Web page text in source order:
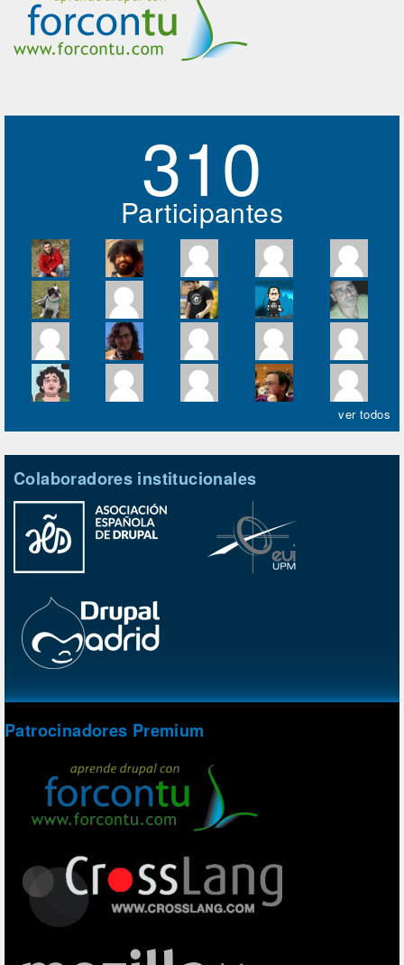
310
Participantes
ver todos
Colaboradores institucionales
Patrocinadores Premium